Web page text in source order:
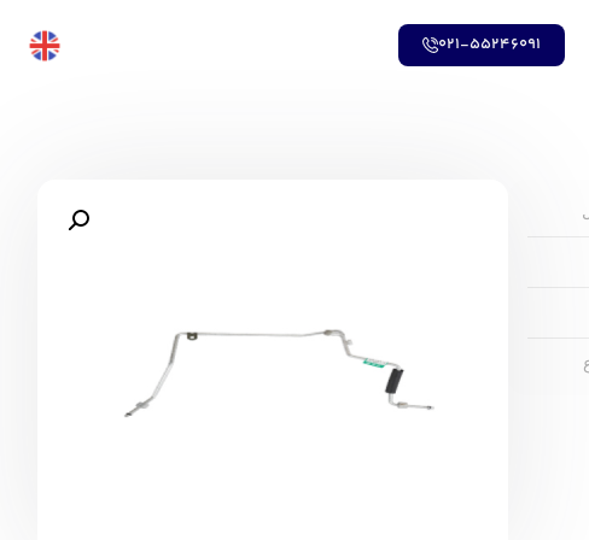
021-55246091